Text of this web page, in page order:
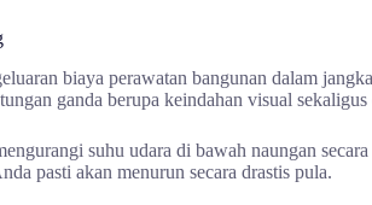
biaya perawatan bangunan dalam
ganda berupa keindahan visual
suhu udara di bawah naungan
pasti akan menurun secara drastis pula.